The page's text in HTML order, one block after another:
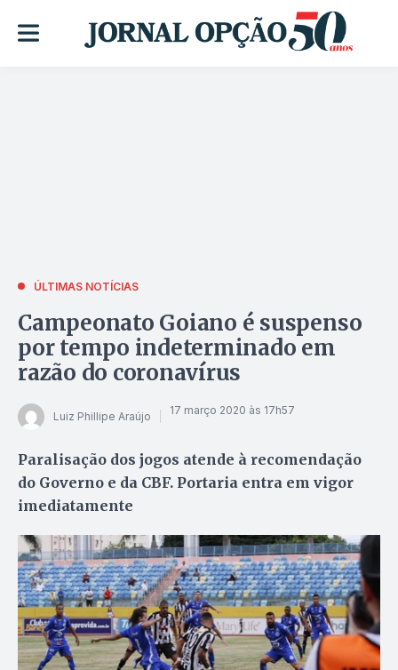
ÚLTIMAS NOTÍCIAS
Campeonato Goiano é suspenso
por tempo indeterminado em
razão do coronavírus
Luiz Phillipe Araújo 17 março 2020 às 17h57
Paralisação dos jogos atende à recomendação
do Governo e da CBF. Portaria entra em vigor
imediatamente